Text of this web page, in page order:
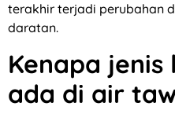
terakhir terjadi perubahan
daratan.
Kenapa
ada di air